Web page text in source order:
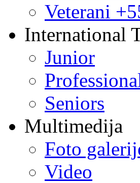
Veterani
International
Junior
Seniors
Multimedija
Foto
Video